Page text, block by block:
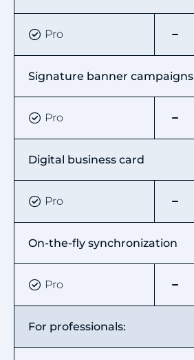
Pro
Signature banner campaigns
Pro
Digital business card
Pro
On-the-fly synchronization
Pro
For professionals: